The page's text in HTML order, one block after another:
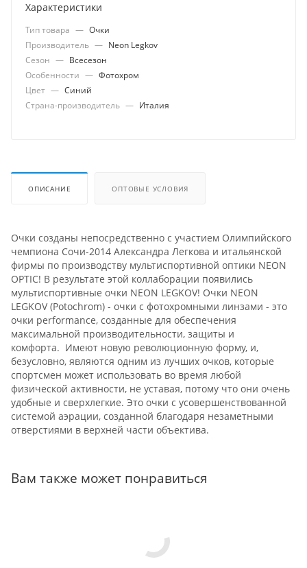
Характеристики
Тип товара — Очки
Производитель — Neon Legkov
Сезон — Всесезон
Особенности — Фотохром
Цвет — Синий
Страна-производитель — Италия
ОПИСАНИЕ ОПТОВЫЕ УСЛОВИЯ
Очки созданы непосредственно с участием Олимпийского
чемпиона Сочи-2014 Александра Легкова и итальянской
фирмы по производству мультиспортивной оптики NEON
OPTIC! В результате этой коллаборации появились
мультиспортивные очки NEON LEGKOV! Очки NEON
LEGKOV (Potochrom) - очки с фотохромными линзами - это
очки performance, созданные для обеспечения
максимальной производительности, защиты и
комфорта. Имеют новую революционную форму, и,
безусловно, являются одним из лучших очков, которые
спортсмен может использовать во время любой
физической активности, не уставая, потому что они очень
удобные и сверхлегкие. Это очки с усовершенствованной
системой аэрации, созданной благодаря незаметными
отверстиями в верхней части объектива.
Вам также может понравиться